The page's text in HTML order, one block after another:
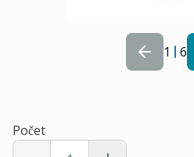
1 6
Počet